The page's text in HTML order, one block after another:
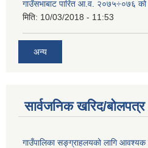
गाउँसभाबाट पारित आ.व. २०७५÷०७६ को
मिति: 10/03/2018 - 11:53
अन्य
सार्वजनिक खरिद/
गाउँपालिका सङ्ग्राहलयको लागि आवश्यक